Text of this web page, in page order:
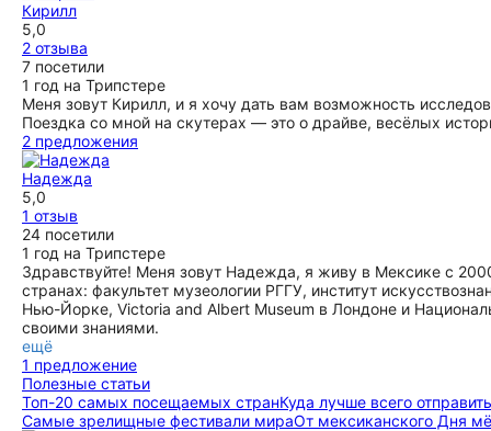
Кирилл
5,0
2 отзыва
7 посетили
1 год на Трипстере
Меня зовут Кирилл, и я хочу дать вам возможность
Поездка со мной на скутерах — это о драйве, весёлых
2 предложения
Надежда
5,0
1 отзыв
24 посетили
1 год на Трипстере
Здравствуйте! Меня зовут Надежда, я живу в Мексике с
странах: факультет музеологии РГГУ, институт
Нью-Йорке, Victoria and Albert Museum в Лондоне и
своими знаниями.
ещё
1 предложение
Полезные статьи
Топ-20 самых посещаемых странКуда лучше всего
Самые зрелищные фестивали мираОт мексиканского Дня